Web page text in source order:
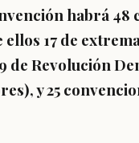
habrá 48
17 de
de Revolución
y 25